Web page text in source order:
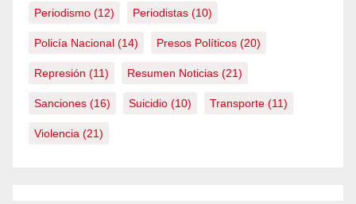
Periodismo (12) Periodistas (10)
Policía Nacional (14) Presos Políticos (20)
Represión (11) Resumen Noticias (21)
Sanciones (16) Suicidio (10) Transporte (11)
Violencia (21)